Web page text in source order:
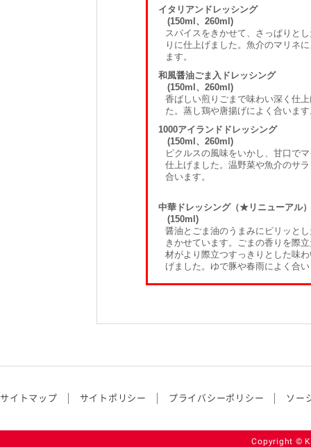
イタリアンドレッシング
(150ml、260ml)
スパイスをきかせて、さっぱりと
りに仕上げました。魚介のマリネ
ます。
和風醤油ごま入ドレッシング
(150ml、260ml)
香ばしい煎りごまで味わい深く仕
た。蒸し鶏や唐揚げによく合いま
1000アイランドドレッシング
(150ml、260ml)
ピクルスの風味をいかし、甘口で
仕上げました。温野菜や魚介のサ
合います。
中華ドレッシング（★リニューアル）
(150ml)
醤油とごま油のうまみにピリッと
きかせています。ごまの香りを際
材がより際立つすっきりとした味
げました。ゆで豚や春雨によく合
サイトマップ サイトポリシー プライバシーポリシー ソー
Copyright ©